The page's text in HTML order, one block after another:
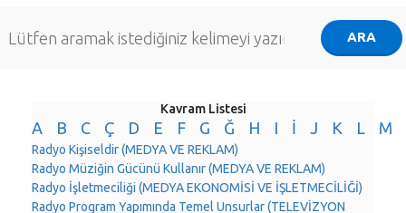
Kavram Listesi
A B C Ç D E F G Ğ H I İ J K L M
Radyo Kişiseldir (MEDYA VE REKLAM)
Radyo Müziğin Gücünü Kullanır (MEDYA VE REKLAM)
Radyo İşletmeciliği (MEDYA EKONOMİSİ VE İŞLETMECİLİĞİ)
Radyo Program Yapımında Temel Unsurlar (TELEVİZYON